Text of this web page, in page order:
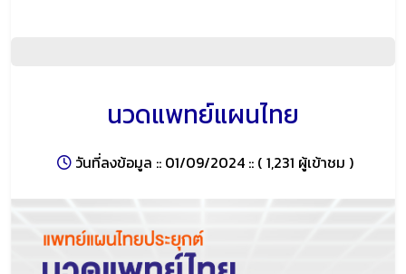
นวดแพทย์แผนไทย
วันที่ลงข้อมูล :: 01/09/2024 :: ( 1,231 ผู้เข้าชม )